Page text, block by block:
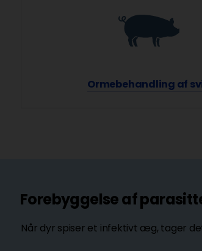
Ormebehandling af
Forebyggelse af
Når dyr spiser et infektivt æg, tager